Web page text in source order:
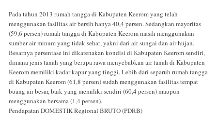
Pada tahun 2013 rumah tangga di Kabupaten Keerom yang telah
menggunakan fasilitas air bersih hanya 40,4 persen. Sedangkan mayoritas
(59,6 persen) rumah tangga di Kabupaten Keerom masih menggunakan
sumber air minum yang tidak sehat, yakni dari air sungai dan air hujan.
Besarnya persentase ini dikarenakan kondisi di Kabupaten Keerom sendiri,
dimana jenis tanah yang berupa rawa menyebabkan air tanah di Kabupaten
Keerom memiliki kadar kapur yang tinggi. Lebih dari separuh rumah tangga
di Kabupaten Keerom (61,8 persen) sudah menggunakan fasilitas tempat
buang air besar, baik yang memiliki sendiri (60,4 persen) maupun
menggunakan bersama (1,4 persen).
Pendapatan DOMESTIK Regional BRUTO (PDRB)